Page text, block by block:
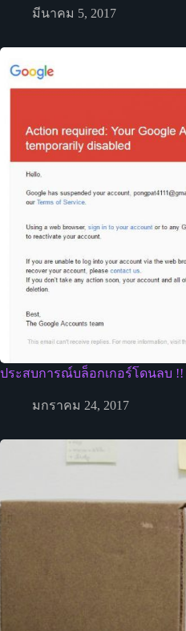
มีนาคม 5, 2017
ประสบการณ์บล็อกเกอร์โดนลบ !!
มกราคม 24, 2017